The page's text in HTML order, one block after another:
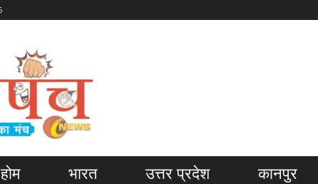
होम भारत उत्तर प्रदेश कानपुर